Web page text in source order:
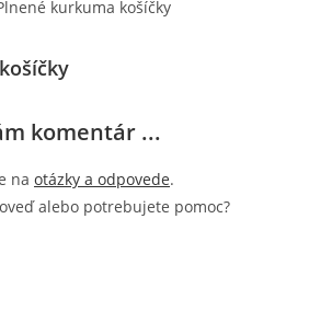
komentár ...
na otázky a odpovede.
alebo potrebujete pomoc?